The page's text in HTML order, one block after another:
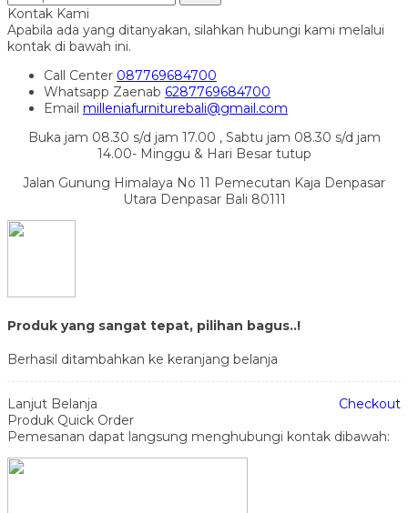
Kontak Kami
Apabila ada yang ditanyakan, silahkan hubungi kami melalui
kontak di bawah ini.
Call Center 087769684700
Whatsapp Zaenab 6287769684700
Email milleniafurniturebali@gmail.com
Buka jam 08.30 s/d jam 17.00 , Sabtu jam 08.30 s/d jam
14.00- Minggu & Hari Besar tutup
Jalan Gunung Himalaya No 11 Pemecutan Kaja Denpasar
Utara Denpasar Bali 80111
Produk yang sangat tepat, pilihan bagus..!
Berhasil ditambahkan ke keranjang belanja
Lanjut Belanja
Checkout
Produk Quick Order
Pemesanan dapat langsung menghubungi kontak dibawah: